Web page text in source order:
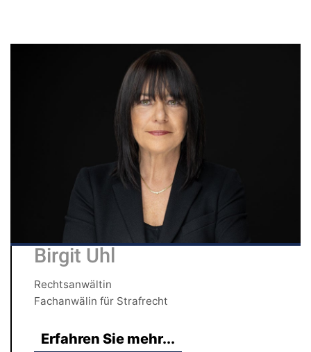
Birgit Uhl
Rechtsanwältin
Fachanwälin für Strafrecht
Erfahren Sie mehr...